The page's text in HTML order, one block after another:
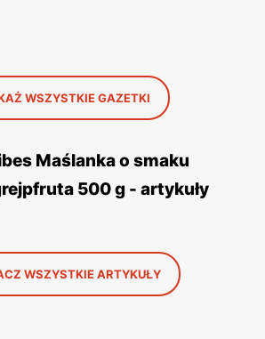
WSZYSTKIE GAZETKI
Maślanka o smaku
500 g - artykuły
WSZYSTKIE ARTYKUŁY